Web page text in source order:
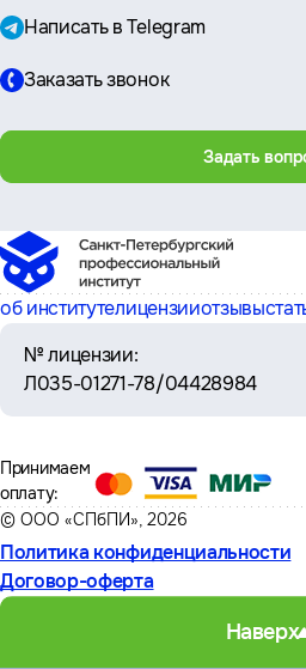
Написать в Telegram
Заказать звонок
Задать
об институтелицензииотзывы
№ лицензии:
Л035-01271-78/04428984
© ООО «СПбПИ», 2026
Политика конфиденциальности
Договор-оферта
Принимаем
оплату:
Наверх